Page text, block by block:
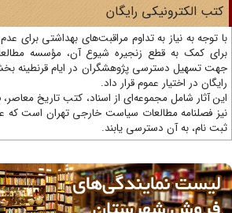
الکترونیکی رایگان
کمک به قطع زنجیره شیوع آن، مؤسسه
تسهیل دسترسی پژوهشگران در ایام قرنطینه بخشی
در اختیار عموم قرار داد.
آثار شامل مجموعه‌ای از اسناد، کتب تاریخ معاصر،
فصلنامه مطالعات سیاست خارجی تهران است که
نام، به آن دسترسی یابند.